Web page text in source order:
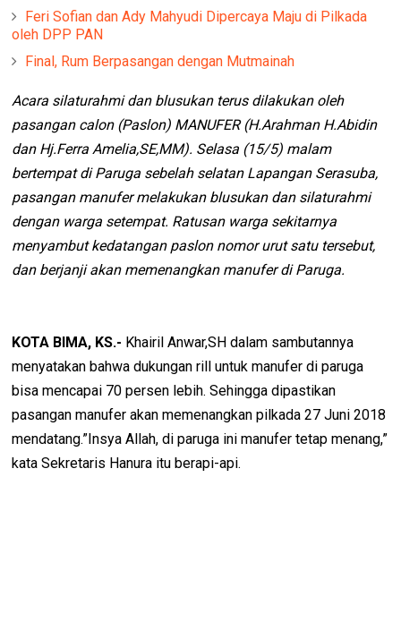
Feri Sofian dan Ady Mahyudi Dipercaya Maju di Pilkada
oleh DPP PAN
Final, Rum Berpasangan dengan Mutmainah
Acara silaturahmi dan blusukan terus dilakukan oleh
pasangan calon (Paslon) MANUFER (H.Arahman H.Abidin
dan Hj.Ferra Amelia,SE,MM). Selasa (15/5) malam
bertempat di Paruga sebelah selatan Lapangan Serasuba,
pasangan manufer melakukan blusukan dan silaturahmi
dengan warga setempat. Ratusan warga sekitarnya
menyambut kedatangan paslon nomor urut satu tersebut,
dan berjanji akan memenangkan manufer di Paruga.
KOTA BIMA, KS.- Khairil Anwar,SH dalam sambutannya
menyatakan bahwa dukungan rill untuk manufer di paruga
bisa mencapai 70 persen lebih. Sehingga dipastikan
pasangan manufer akan memenangkan pilkada 27 Juni 2018
mendatang.”Insya Allah, di paruga ini manufer tetap menang,”
kata Sekretaris Hanura itu berapi-api.